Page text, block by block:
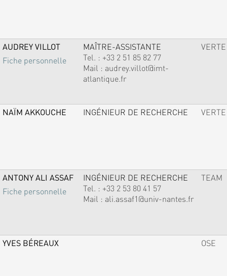
AUDREY VILLOT
Fiche personnelle
MAÎTRE-ASSISTANTE
Tel. : +33 2 51 85 82 77
Mail : audrey.villot@imt-
atlantique.fr
VERTE
NAÏM AKKOUCHE INGÉNIEUR DE RECHERCHE VERTE
ANTONY ALI ASSAF
Fiche personnelle
INGÉNIEUR DE RECHERCHE
Tel. : +33 2 53 80 41 57
Mail : ali.assaf1@univ-nantes.fr
TEAM
YVES BÉREAUX OSE